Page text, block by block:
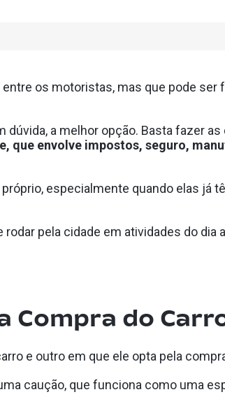
os motoristas, mas que pode
a melhor opção. Basta fazer as
que envolve impostos, seguro,
especialmente quando elas já
pela cidade em atividades do dia
Compra do
e outro em que ele opta pela
caução, que funciona como uma